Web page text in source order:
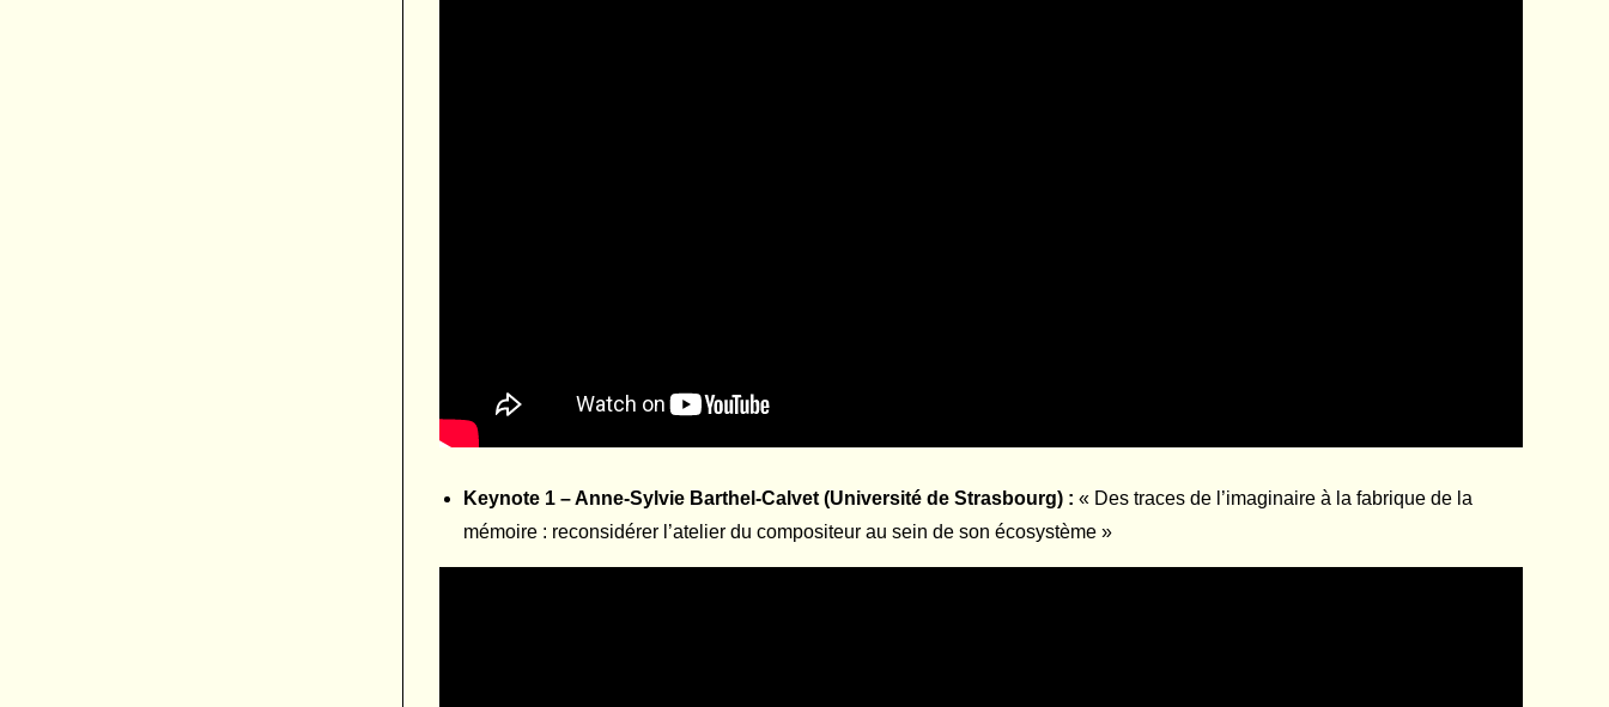
Keynote 1 – Anne-Sylvie Barthel-Calvet (Université de Strasbourg) : « Des traces de l’imaginaire à la fabrique de la
mémoire : reconsidérer l’atelier du compositeur au sein de son écosystème »